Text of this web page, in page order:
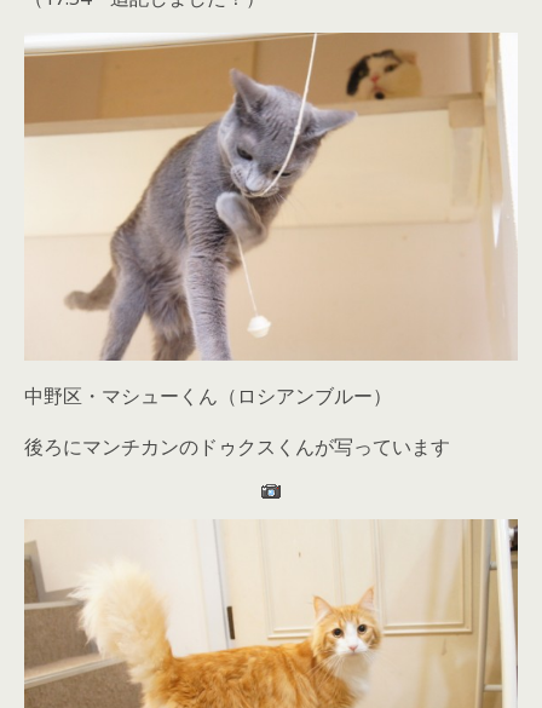
中野区・マシューくん（ロシアンブルー）
後ろにマンチカンのドゥクスくんが写っています